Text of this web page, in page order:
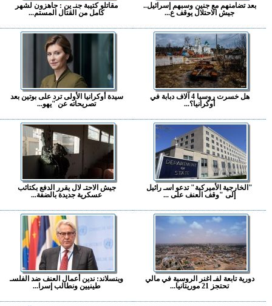
بعد تضامنهم مع جنين وسبهم إسرائيل..
جيش الاحتلال يوقف ع...
مقاتلو كتيبة جنـ ين : جاهزون لشهر
كامل من القتال المستم...
هل خسرت روسيا 4 آلاف دبابة في
أوكرانيا؟...
سيدة أوكرانيا الأولى ترد على بوتين بعد
تصريحاته عن "يهو...
"الخارجية الأميركية" تدعو اسـ رائيل
إلى "وقف العنف على ...
جيش الاحتـ لال يقرر الدفع بكتائب
عسكرية جديدة بالضفة...
دورية تابعة لفـ اغنر الروسية في مالي
تحتجز 21 موريتانيا...
وينسلاند: ندين أعمال العنف ضد الفلسـ
طينيين ونطالب إسرا...